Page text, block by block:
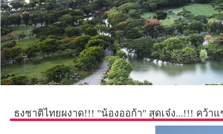
ธงชาติไทยผงาด!!! "น้องออก้า" สุดเจ๋ง...!!! คว้า